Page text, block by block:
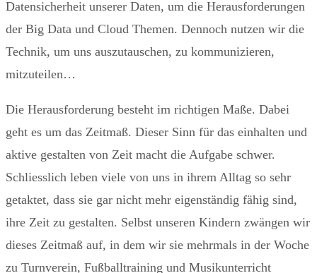
Datensicherheit unserer Daten, um die Herausforderungen
der Big Data und Cloud Themen. Dennoch nutzen wir die
Technik, um uns auszutauschen, zu kommunizieren,
mitzuteilen…
Die Herausforderung besteht im richtigen Maße. Dabei
geht es um das Zeitmaß. Dieser Sinn für das einhalten und
aktive gestalten von Zeit macht die Aufgabe schwer.
Schliesslich leben viele von uns in ihrem Alltag so sehr
getaktet, dass sie gar nicht mehr eigenständig fähig sind,
ihre Zeit zu gestalten. Selbst unseren Kindern zwängen wir
dieses Zeitmaß auf, in dem wir sie mehrmals in der Woche
zu Turnverein, Fußballtraining und Musikunterricht